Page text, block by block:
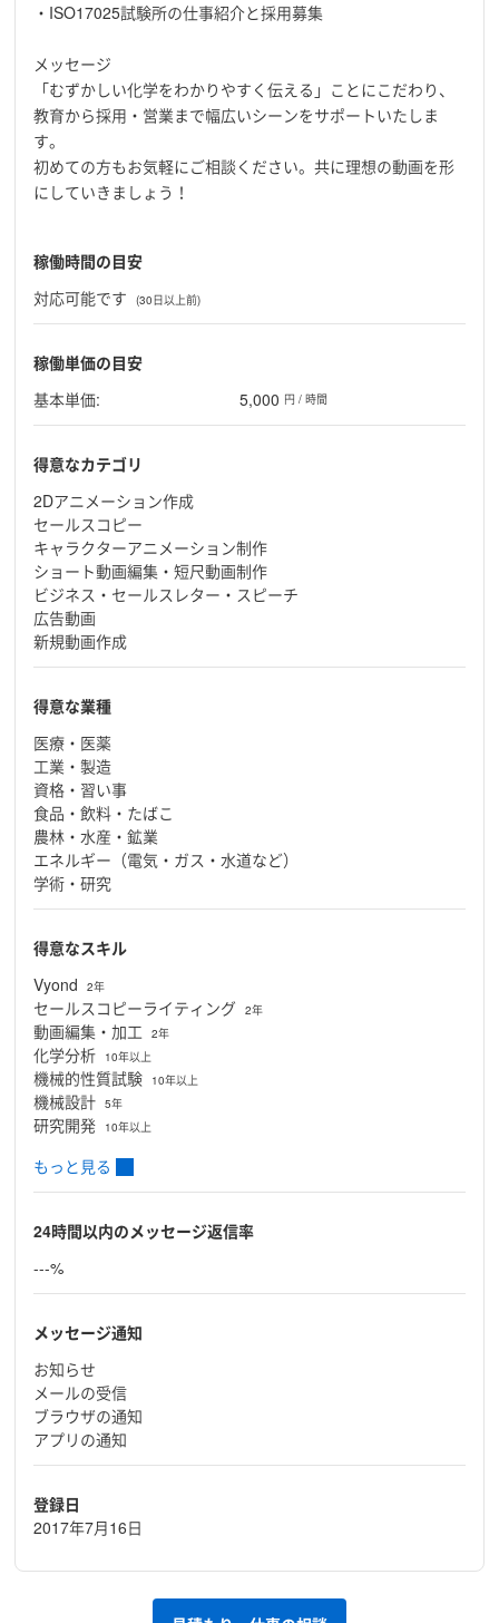
・ISO17025試験所の仕事紹介と採用募集
メッセージ
「むずかしい化学をわかりやすく伝える」ことにこだわり、
教育から採用・営業まで幅広いシーンをサポートいたしま
す。
初めての方もお気軽にご相談ください。共に理想の動画を形
にしていきましょう！
稼働時間の目安
対応可能です
(30日以上前)
稼働単価の目安
基本単価:
5,000 円 / 時間
得意なカテゴリ
2Dアニメーション作成
セールスコピー
キャラクターアニメーション制作
ショート動画編集・短尺動画制作
ビジネス・セールスレター・スピーチ
広告動画
新規動画作成
得意な業種
医療・医薬
工業・製造
資格・習い事
食品・飲料・たばこ
農林・水産・鉱業
エネルギー（電気・ガス・水道など）
学術・研究
得意なスキル
Vyond
2年
セールスコピーライティング 2年
動画編集・加工 2年
化学分析 10年以上
機械的性質試験 10年以上
機械設計 5年
研究開発 10年以上
もっと見る
24時間以内のメッセージ返信率
---%
メッセージ通知
お知らせ
メールの受信
ブラウザの通知
アプリの通知
登録日
2017年7月16日